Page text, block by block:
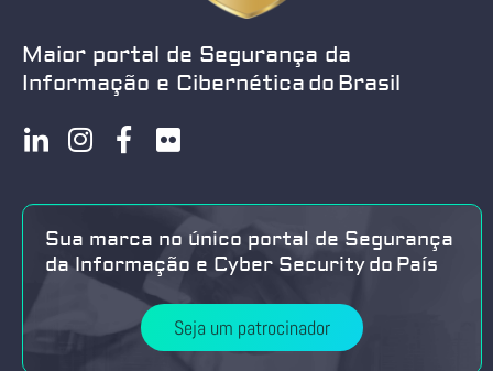
Maior portal de Segurança da
Informação e Cibernética do Brasil
Sua marca no único portal de Segurança
da Informação e Cyber Security do País
Seja um patrocinador